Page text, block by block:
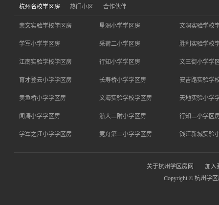
杭州名校学区房 热门小区 合作伙伴
崇文实验学校学区房 星洲小学学区房 文澜实验学校
学军小学学区房 采荷二小学区房 胜利实验学校
江南实验学校学区房 行知小学学区房 文三街小学学
育才登云小学学区房 长寿桥小学学区房 安吉路实验学
卖鱼桥小学学区房 文海实验学校学区房 天地实验小学
闻涛小学学区房 浙大二附小学区房 行知二小学区
学军之江小学学区房 竞舟第二小学学区房 钱江新城实验
关于杭州学区房网
加入
Copyright © 杭州学